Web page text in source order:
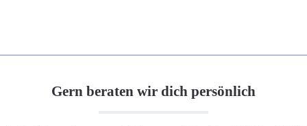
Gern beraten wir dich persönlich